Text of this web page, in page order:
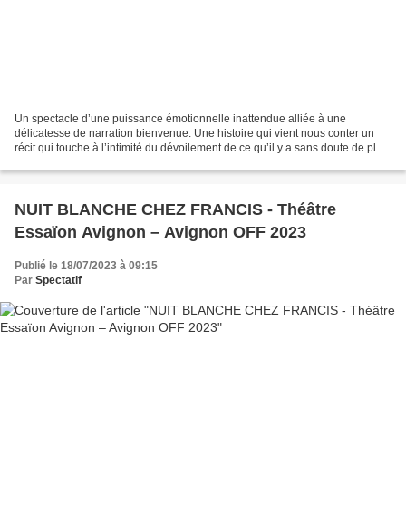
Un spectacle d’une puissance émotionnelle inattendue alliée à une
délicatesse de narration bienvenue. Une histoire qui vient nous conter un
récit qui touche à l’intimité du dévoilement de ce qu’il y a sans doute de plus
NUIT BLANCHE CHEZ FRANCIS - Théâtre
Essaïon Avignon – Avignon OFF 2023
Publié le 18/07/2023 à 09:15
Par Spectatif